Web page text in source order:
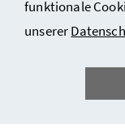
funktionale
unserer